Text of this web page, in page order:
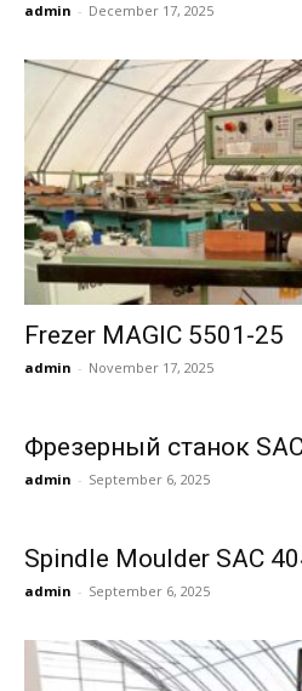
admin - December 17, 2025
Frezer MAGIC 5501-25
admin - November 17, 2025
Фрезерный станок
admin - September 6, 2025
Spindle Moulder SAC
admin - September 6, 2025